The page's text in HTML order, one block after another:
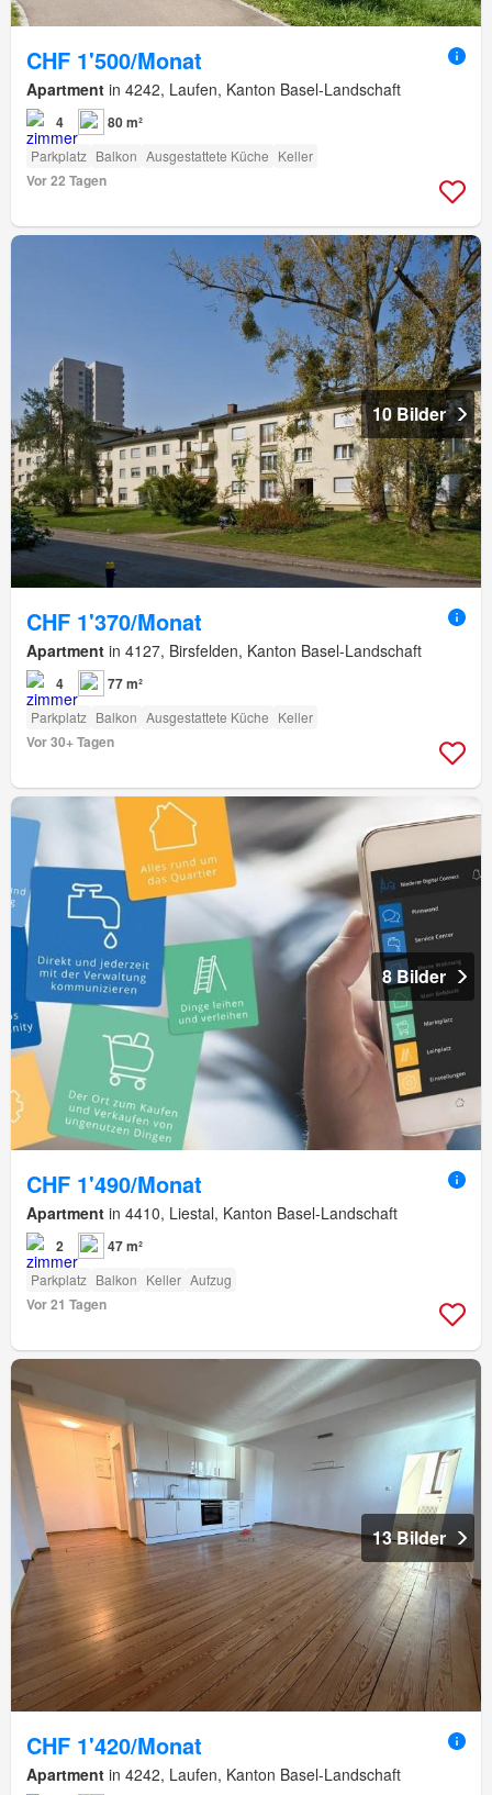
CHF 1'500/Monat
Apartment in 4242, Laufen, Kanton Basel-Landschaft
4 80 m²
Parkplatz Balkon Ausgestattete Küche Keller
Vor 22 Tagen
10 Bilder
CHF 1'370/Monat
Apartment in 4127, Birsfelden, Kanton Basel-Landschaft
4 77 m²
Parkplatz Balkon Ausgestattete Küche Keller
Vor 30+ Tagen
8 Bilder
CHF 1'490/Monat
Apartment in 4410, Liestal, Kanton Basel-Landschaft
2 47 m²
Parkplatz Balkon Keller Aufzug
Vor 21 Tagen
13 Bilder
CHF 1'420/Monat
Apartment in 4242, Laufen, Kanton Basel-Landschaft